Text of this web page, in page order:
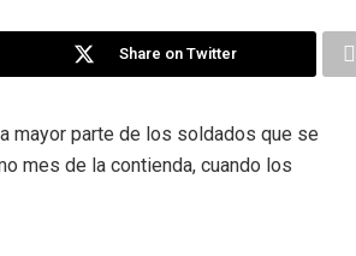
Share on Twitter
mayor parte de los soldados que se
mes de la contienda, cuando los